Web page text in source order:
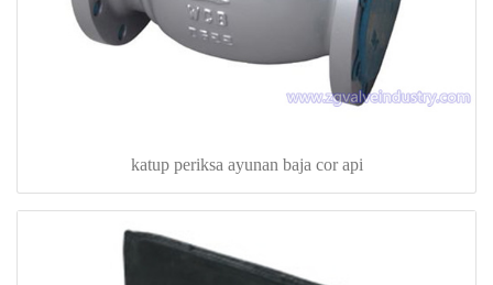
katup periksa ayunan baja cor api